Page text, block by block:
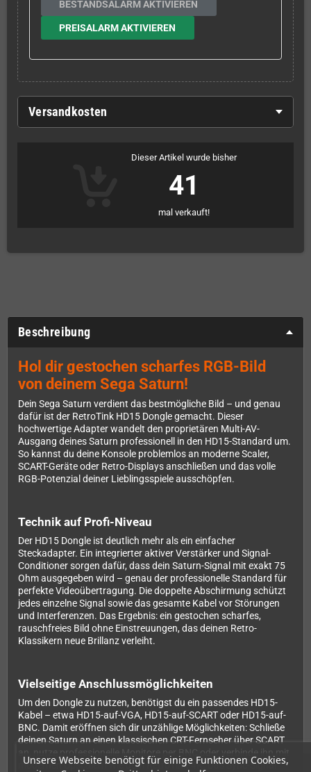
Unsere Webseite benötigt für einige Funktionen Cookies,
BESTANDSALARM AKTIVIEREN
PREISALARM AKTIVIEREN
Versandkosten
Dieser Artikel wurde bisher
41
mal verkauft!
Beschreibung
Hol dir gestochen scharfes RGB-Bild
von deinem Sega Saturn!
Dein Sega Saturn verdient das bestmögliche Bild – und genau
dafür ist der RetroTink HD15 Dongle gemacht. Dieser
hochwertige Adapter wandelt den proprietären Multi-AV-
Ausgang deines Saturn professionell in den HD15-Standard um.
So kannst du deine Konsole problemlos an moderne Scaler,
SCART-Geräte oder Retro-Displays anschließen und das volle
RGB-Potenzial deiner Lieblingsspiele ausschöpfen.
Technik auf Profi-Niveau
Der HD15 Dongle ist deutlich mehr als ein einfacher
Steckadapter. Ein integrierter aktiver Verstärker und Signal-
Conditioner sorgen dafür, dass dein Saturn-Signal mit exakt 75
Ohm ausgegeben wird – genau der professionelle Standard für
perfekte Videoübertragung. Die doppelte Abschirmung schützt
jedes einzelne Signal sowie das gesamte Kabel vor Störungen
und Interferenzen. Das Ergebnis: ein gestochen scharfes,
rauschfreies Bild ohne Einstreuungen, das deinen Retro-
Klassikern neue Brillanz verleiht.
Vielseitige Anschlussmöglichkeiten
Um den Dongle zu nutzen, benötigst du ein passendes HD15-
Kabel – etwa HD15-auf-VGA, HD15-auf-SCART oder HD15-auf-
BNC. Damit eröffnen sich dir unzählige Möglichkeiten: Schließe
deinen Saturn an einen klassischen CRT-Fernseher über SCART
modernen Upscalern wie dem RetroTink-4K. Das Sync-Signal